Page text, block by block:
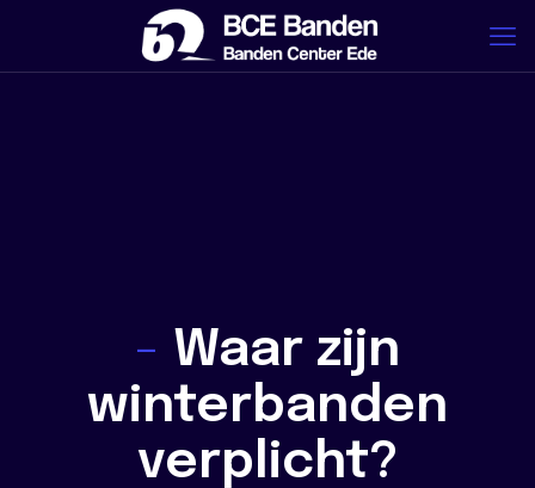
- Waar zijn
winterbanden
verplicht?